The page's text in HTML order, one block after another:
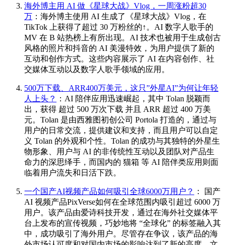
海外博主用 AI 做《星球大战》Vlog，一周涨粉超30
万 ：海外博主使用 AI 生成了《星球大战》Vlog，在
TikTok 上获得了超过 30 万粉丝的↑。AI 数字人歌手的
MV 在 B 站热榜上有所出现。AI 技术也被用于生成创古
风格的照片和抖音的 AI 美漫特效，为用户提供了新的
互动和创作方式。这些内容展示了 AI 在内容创作、社
交媒体互动以及数字人歌手领域的应用。
500万下载、ARR400万美元，这只”外星AI”为何让年轻
人上头？
：AI 陪伴应用迅速崛起，其中 Tolan 脱颖而
出，获得 超过 500 万次下载 并且 ARR 超过 400 万美
元。Tolan 是由西雅图初创公司 Portola 打造的，通过与
用户的日常交流，提供建议和支持，而且用户可以自定
义 Tolan 的外观和个性。Tolan 的成功与其独特的外星生
物形象、用户与 AI 的非传统性互动以及团队对产品生
命力的深思绎手，而国内的 猫箱 等 AI 陪伴类应用则面
临着用户流失和日活下跌。
一个国产AI视频产品如何吸引全球6000万用户？
： 国产
AI 视频产品PixVerse如何在全球范围内吸引超过 6000 万
用户。该产品由爱诗科技开发，通过在海外社交媒体平
台上发布的宣传视频，巧妙地将 “全球化” 的标签融入其
中，成功吸引了海外用户。尽管存在争议，该产品的海